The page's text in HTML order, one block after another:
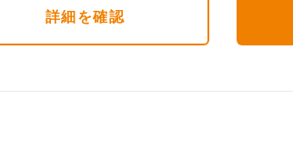
詳細 を確認